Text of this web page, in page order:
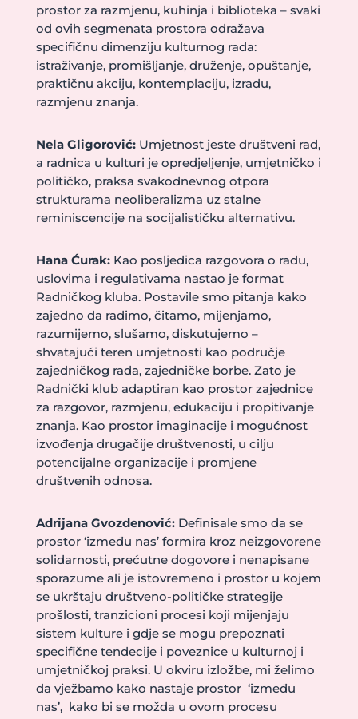
prostor za razmjenu, kuhinja i biblioteka – svaki
od ovih segmenata prostora odražava
specifičnu dimenziju kulturnog rada:
istraživanje, promišljanje, druženje, opuštanje,
praktičnu akciju, kontemplaciju, izradu,
razmjenu znanja.
Nela Gligorović:Umjetnost jeste društveni rad,
a radnica u kulturi je opredjeljenje, umjetničko i
političko, praksa svakodnevnog otpora
strukturama neoliberalizma uz stalne
reminiscencije na socijalističku alternativu.
Hana Ćurak:Kao posljedica razgovora o radu,
uslovima i regulativama nastao je format
Radničkog kluba. Postavile smo pitanja kako
zajedno da radimo, čitamo, mijenjamo,
razumijemo, slušamo, diskutujemo –
shvatajući teren umjetnosti kao područje
zajedničkog rada, zajedničke borbe. Zato je
Radnički klub adaptiran kao prostor zajednice
za razgovor, razmjenu, edukaciju i propitivanje
znanja. Kao prostor imaginacije i mogućnost
izvođenja drugačije društvenosti, u cilju
potencijalne organizacije i promjene
društvenih odnosa.
Adrijana Gvozdenović:Definisale smo da se
prostor ‘između nas’ formira kroz neizgovorene
solidarnosti, prećutne dogovore i nenapisane
sporazume ali je istovremeno i prostor u kojem
se ukrštaju društveno-političke strategije
prošlosti, tranzicioni procesi koji mijenjaju
sistem kulture i gdje se mogu prepoznati
specifične tendecije i poveznice u kulturnoj i
umjetničkoj praksi. U okviru izložbe, mi želimo
da vježbamo kako nastaje prostor ‘između
nas’, kako bi se možda u ovom procesu